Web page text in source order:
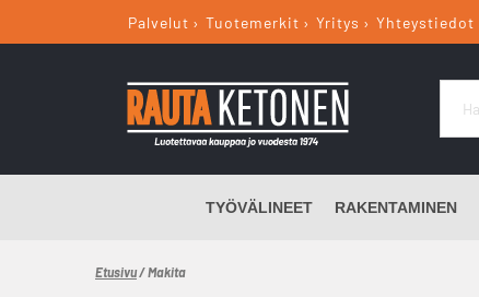
Palvelut Tuotemerkit Yritys Yhteystiedot
TYÖVÄLINEET RAKENTAMINEN
Etusivu/ Makita